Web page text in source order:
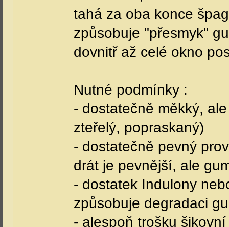
tahá za oba konce
způsobuje "přesmyk"
dovnitř až celé okno
Nutné podmínky :
- dostatečně měkký,
zteřelý, popraskaný)
- dostatečně pevný
drát je pevnější, ale
- dostatek Indulony
způsobuje degradaci
- alespoň trošku šikovní